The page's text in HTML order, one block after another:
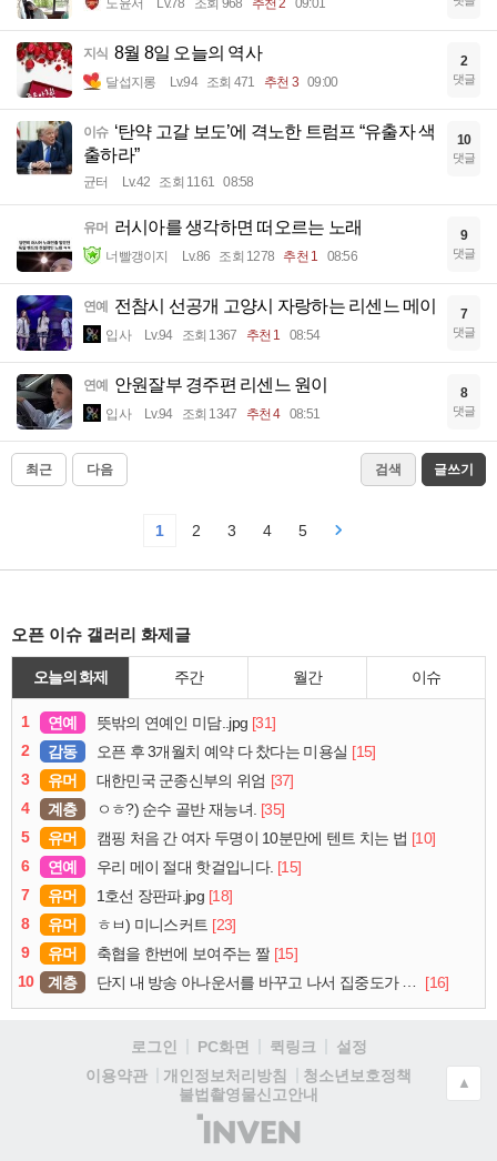
노윤서 Lv.78 조회 968 추천 2 09:01
지식 8월 8일 오늘의 역사
달섭지롱 Lv.94 조회 471 추천 3 09:00
2
댓글
이슈 ‘탄약 고갈 보도’에 격노한 트럼프 “유출자 색
출하라”
균터 Lv.42 조회 1161 08:58
10
댓글
유머 러시아를 생각하면 떠오르는 노래
너빨갱이지 Lv.86 조회 1278 추천 1 08:56
9
댓글
연예 전참시 선공개 고양시 자랑하는 리센느 메이
입사 Lv.94 조회 1367 추천 1 08:54
7
댓글
연예 안원잘부 경주편 리센느 원이
입사 Lv.94 조회 1347 추천 4 08:51
8
댓글
최근 다음 검색 글쓰기
1 2 3 4 5
오픈 이슈 갤러리 화제글
오늘의 화제 주간 월간 이슈
1 연예 뜻밖의 연예인 미담..jpg [31]
2
감동 오픈 후 3개월치 예약 다 찼다는 미용실 [15]
3
유머 대한민국 군종신부의 위엄 [37]
4
계층 ㅇㅎ?) 순수 골반 재능녀. [35]
5
유머 캠핑 처음 간 여자 두명이 10분만에 텐트 치는 법 [10]
6
연예 우리 메이 절대 핫걸입니다. [15]
7
유머 1호선 장판파.jpg [18]
8
유머 ㅎㅂ) 미니스커트 [23]
9
유머 축협을 한번에 보여주는 짤 [15]
10
계층 단지 내 방송 아나운서를 바꾸고 나서 집중도가 확 올라갔다는 한 아파트의 안내방송 [16]
로그인 PC화면 퀵링크
설정
이용약관
개인정보처리방침
청소년보호정책
불법촬영물신고안내
(주)
인
▲